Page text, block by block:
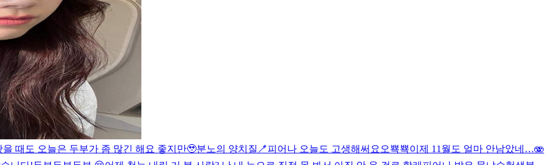
을 때도 오늘은 두부가 좀 많긴 해요 좋지만🥹분노의 양치질🪥피어나 오늘도 고생해써요오뾱뾱이제 11월도 얼마 안남았네…🫨